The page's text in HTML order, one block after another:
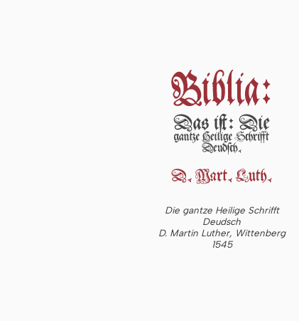
Die gantze Heilige Schrifft
Deudsch
D. Martin Luther, Wittenberg
1545